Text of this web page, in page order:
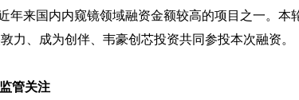
年来国内内窥镜领域融资金额较高的项目之一。本
力、成为创伴、韦豪创芯投资共同参投本次融资。
管关注